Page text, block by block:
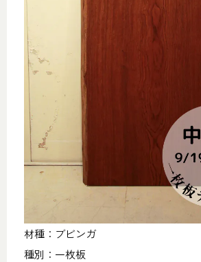
材種：ブビンガ
種別：一枚板